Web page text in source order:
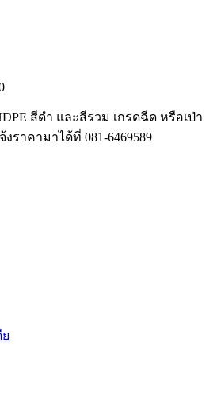
สีดำ และสีรวม เกรดฉีด หรือเป่า
ราคามาได้ที่ 081-6469589